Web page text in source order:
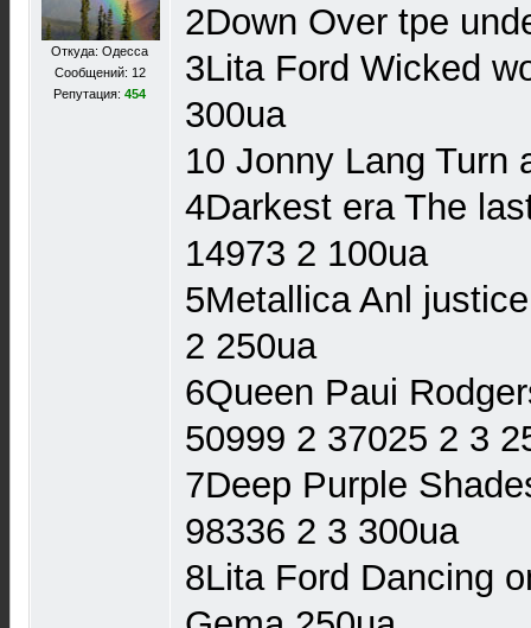
Откуда: Одесса
Сообщений: 12
Репутация:454
2Down Over tpe
3Lita Ford Wicked
300ua
10 Jonny Lang Turn
4Darkest era The
14973 2 100ua
5Metallica Anl
2 250ua
6Queen Paui
50999 2 37025 2 3
7Deep Purple
98336 2 3 300ua
8Lita Ford Dancing